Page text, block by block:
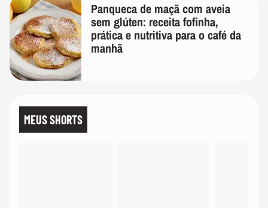
Panqueca de maçã com aveia
sem glúten: receita fofinha,
prática e nutritiva para o café da
manhã
MEUS SHORTS